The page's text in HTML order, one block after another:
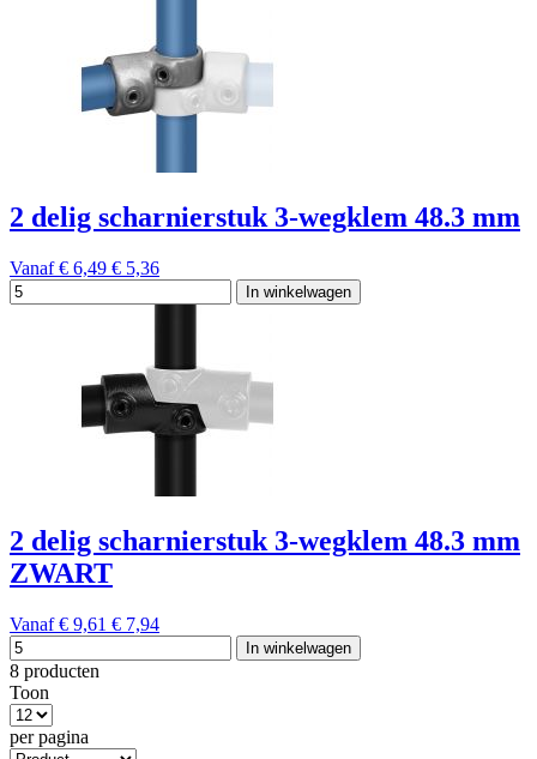
2 delig scharnierstuk 3-wegklem 48.3 mm
Vanaf € 6,49 € 5,36
In winkelwagen
2 delig scharnierstuk 3-wegklem 48.3 mm
ZWART
Vanaf € 9,61 € 7,94
In winkelwagen
8 producten
Toon
per pagina